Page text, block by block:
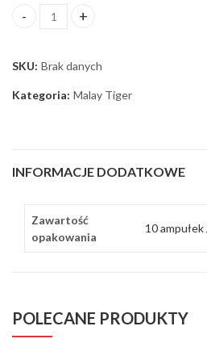
TRENOL-200 Malay ilość
SKU: Brak danych
Kategoria: Malay Tiger
INFORMACJE DODATKOWE
Zawartość
opakowania
10 ampułek
POLECANE PRODUKTY